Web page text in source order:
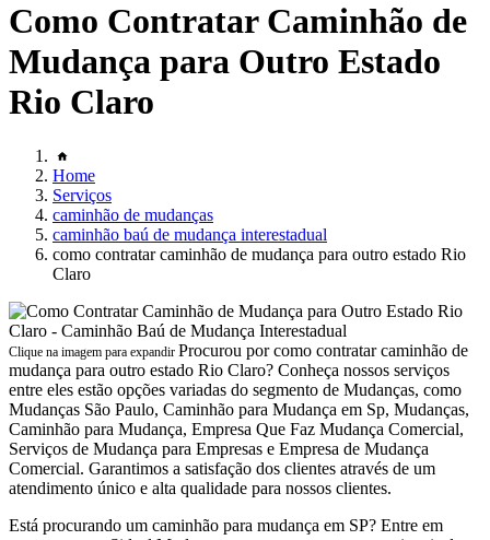
Como Contratar Caminhão de
Mudança para Outro Estado
Rio Claro
Home
Serviços
caminhão de mudanças
caminhão baú de mudança interestadual
como contratar caminhão de mudança para outro estado Rio
Claro
Clique na imagem para expandir Procurou por como contratar caminhão de
mudança para outro estado Rio Claro? Conheça nossos serviços
entre eles estão opções variadas do segmento de Mudanças, como
Mudanças São Paulo, Caminhão para Mudança em Sp, Mudanças,
Caminhão para Mudança, Empresa Que Faz Mudança Comercial,
Serviços de Mudança para Empresas e Empresa de Mudança
Comercial. Garantimos a satisfação dos clientes através de um
atendimento único e alta qualidade para nossos clientes.
Está procurando um caminhão para mudança em SP? Entre em